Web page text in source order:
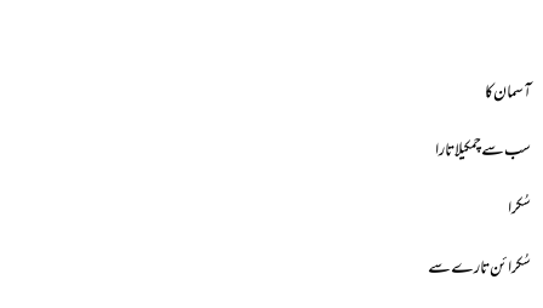
آسمان کا
سب سے چمکیلا تارا
سُکرا
سُکرائن تارے سے